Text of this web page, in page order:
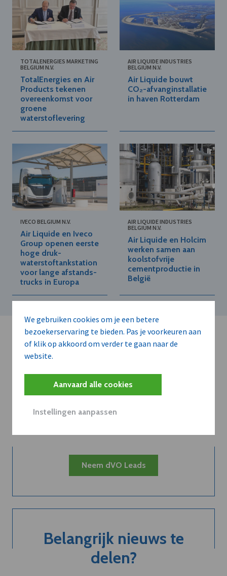
We gebruiken cookies om je een betere
bezoekerservaring te bieden. Pas je voorkeuren aan
of klik op akkoord om verder te gaan naar de
website.
Aanvaard alle cookies
Instellingen aanpassen
TOTALENERGIES MARKETING
BELGIUM N.V.
TotalEnergies en Air
Products tekenen
overeenkomst voor
groene
waterstoflevering
AIR LIQUIDE INDUSTRIES
BELGIUM N.V.
Air Liquide bouwt
CO₂-afvanginstallatie
in haven Rotterdam
IVECO BELGIUM N.V.
Air Liquide en Iveco
Group openen eerste
hoge druk-
waterstoftankstation
voor lange afstands-
trucks in Europa
AIR LIQUIDE INDUSTRIES
BELGIUM N.V.
Air Liquide en Holcim
werken samen aan
koolstofvrije
cementproductie in
België
Kort de voordelen
van een
Neem dVO Leads
Belangrijk nieuws te
delen?